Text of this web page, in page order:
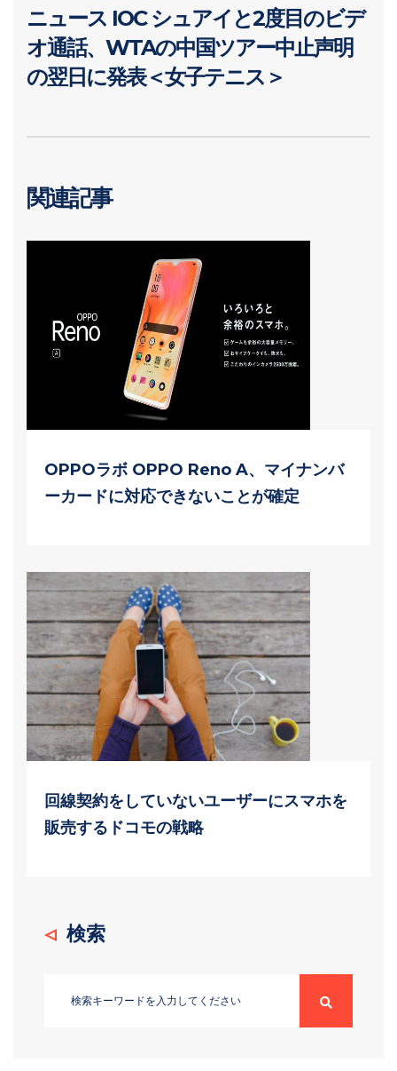
ニュース IOC シュアイと2度目のビデ
オ通話、WTAの中国ツアー中止声明
の翌日に発表＜女子テニス＞
関連記事
OPPOラボ OPPO Reno A、マイナンバ
ーカードに対応できないことが確定
回線契約をしていないユーザーにスマホを
販売するドコモの戦略
検索